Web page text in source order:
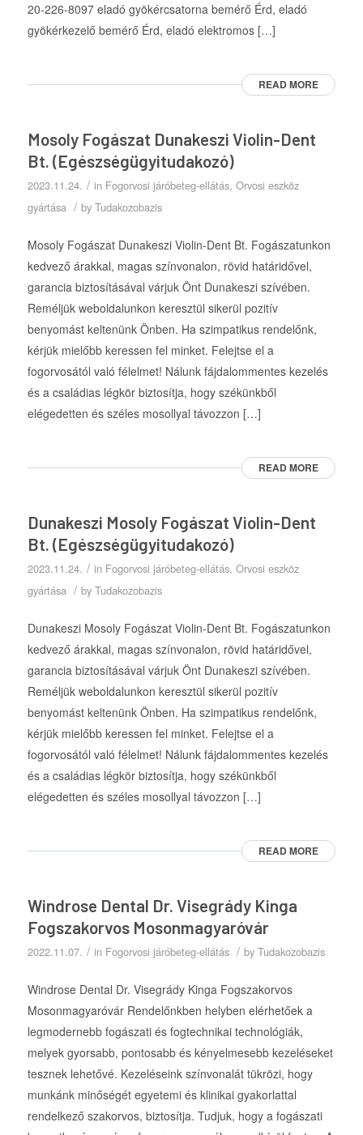
20-226-8097 eladó gyökércsatorna bemérő Érd, eladó
gyökérkezelő bemérő Érd, eladó elektromos […]
READ MORE
Mosoly Fogászat Dunakeszi Violin-Dent
Bt. (Egészségügyitudakozó)
2023.11.24. / in Fogorvosi járóbeteg-ellátás, Orvosi eszköz
gyártása / by Tudakozobazis
Mosoly Fogászat Dunakeszi Violin-Dent Bt. Fogászatunkon
kedvező árakkal, magas színvonalon, rövid határidővel,
garancia biztosításával várjuk Önt Dunakeszi szívében.
Reméljük weboldalunkon keresztül sikerül pozitív
benyomást keltenünk Önben. Ha szimpatikus rendelőnk,
kérjük mielőbb keressen fel minket. Felejtse el a
fogorvosától való félelmet! Nálunk fájdalommentes kezelés
és a családias légkör biztosítja, hogy székünkből
elégedetten és széles mosollyal távozzon […]
READ MORE
Dunakeszi Mosoly Fogászat Violin-Dent
Bt. (Egészségügyitudakozó)
2023.11.24. / in Fogorvosi járóbeteg-ellátás, Orvosi eszköz
gyártása / by Tudakozobazis
Dunakeszi Mosoly Fogászat Violin-Dent Bt. Fogászatunkon
kedvező árakkal, magas színvonalon, rövid határidővel,
garancia biztosításával várjuk Önt Dunakeszi szívében.
Reméljük weboldalunkon keresztül sikerül pozitív
benyomást keltenünk Önben. Ha szimpatikus rendelőnk,
kérjük mielőbb keressen fel minket. Felejtse el a
fogorvosától való félelmet! Nálunk fájdalommentes kezelés
és a családias légkör biztosítja, hogy székünkből
elégedetten és széles mosollyal távozzon […]
READ MORE
Windrose Dental Dr. Visegrády Kinga
Fogszakorvos Mosonmagyaróvár
2022.11.07. / in Fogorvosi járóbeteg-ellátás / by Tudakozobazis
Windrose Dental Dr. Visegrády Kinga Fogszakorvos
Mosonmagyaróvár Rendelőnkben helyben elérhetőek a
legmodernebb fogászati és fogtechnikai technológiák,
melyek gyorsabb, pontosabb és kényelmesebb kezeléseket
tesznek lehetővé. Kezeléseink színvonalát tükrözi, hogy
munkánk minőségét egyetemi és klinikai gyakorlattal
rendelkező szakorvos, biztosítja. Tudjuk, hogy a fogászati